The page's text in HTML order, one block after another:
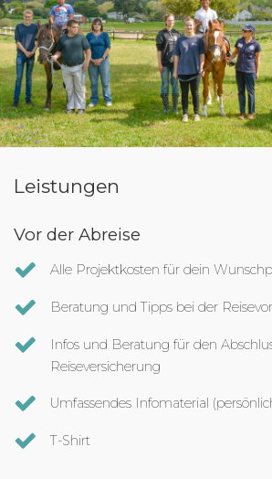
Leistungen
Vor der Abreise
Alle Projektkosten für dein
Beratung und Tipps bei der
Infos und Beratung für den
Reiseversicherung
Umfassendes Infomaterial
T-Shirt